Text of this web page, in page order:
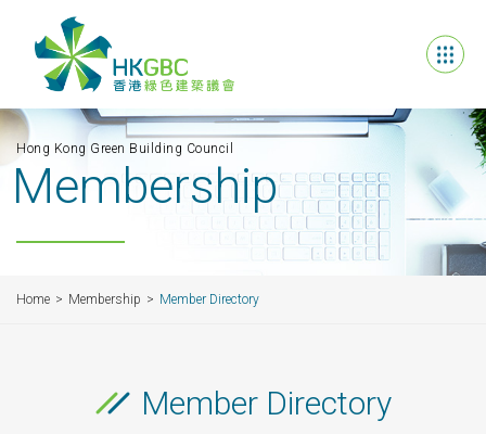
Hong Kong Green Building Council
Membership
Home Membership Member Directory
Member Directory